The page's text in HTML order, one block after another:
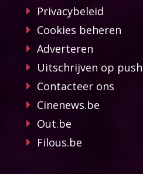
Privacybeleid
Cookies beheren
Adverteren
Uitschrijven op
Contacteer ons
Cinenews.be
Out.be
Filous.be